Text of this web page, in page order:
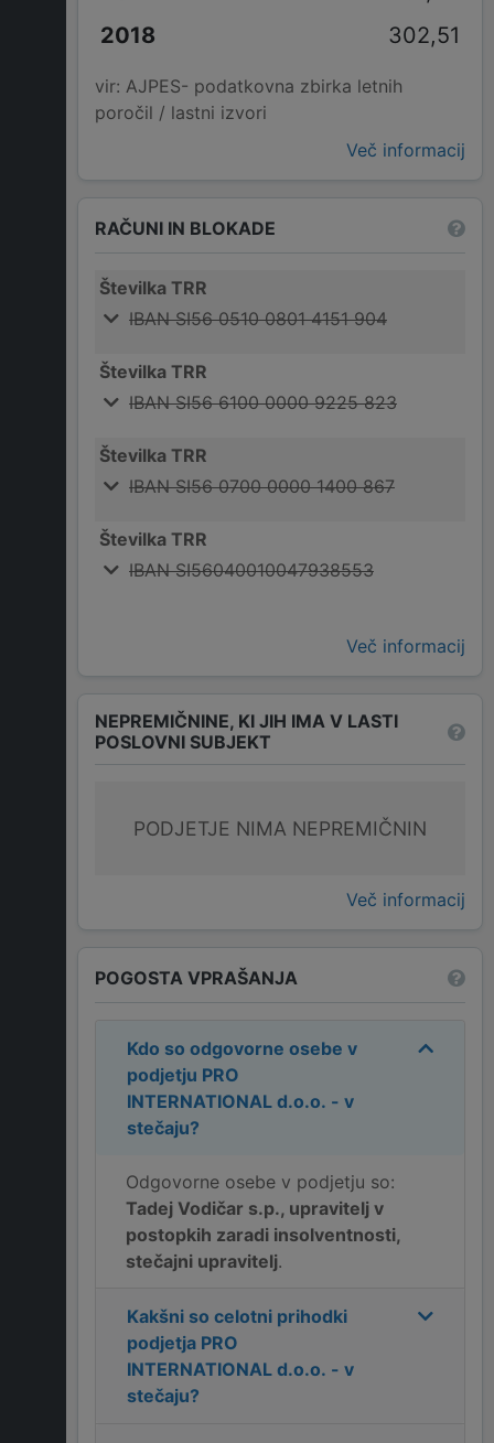
302,51
vir: AJPES- podatkovna zbirka letnih
poročil / lastni izvori
Več informacij
RAČUNI IN BLOKADE
Številka TRR
IBAN SI56 0510 0801 4151 904
Številka TRR
IBAN SI56 6100 0000 9225 823
Številka TRR
IBAN SI56 0700 0000 1400 867
Številka TRR
IBAN SI56040010047938553
Več informacij
NEPREMIČNINE, KI JIH IMA V LASTI
POSLOVNI SUBJEKT
PODJETJE NIMA NEPREMIČNIN
Več informacij
POGOSTA VPRAŠANJA
Kdo so odgovorne osebe v
podjetju PRO
INTERNATIONAL d.o.o. - v
stečaju?
Odgovorne osebe v podjetju so:
Tadej Vodičar s.p., upravitelj v
postopkih zaradi insolventnosti,
stečajni upravitelj.
Kakšni so celotni prihodki
podjetja PRO
INTERNATIONAL d.o.o. - v
stečaju?